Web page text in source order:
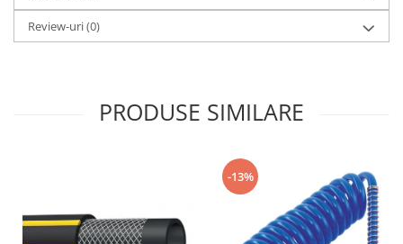
Review-uri(0)
PRODUSE SIMILARE
-13%